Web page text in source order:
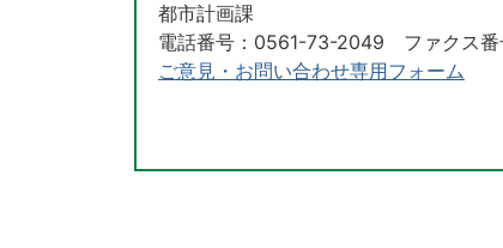
都市計画課
電話番号：0561-73-2049 ファクス番
ご意見・お問い合わせ専用フォーム